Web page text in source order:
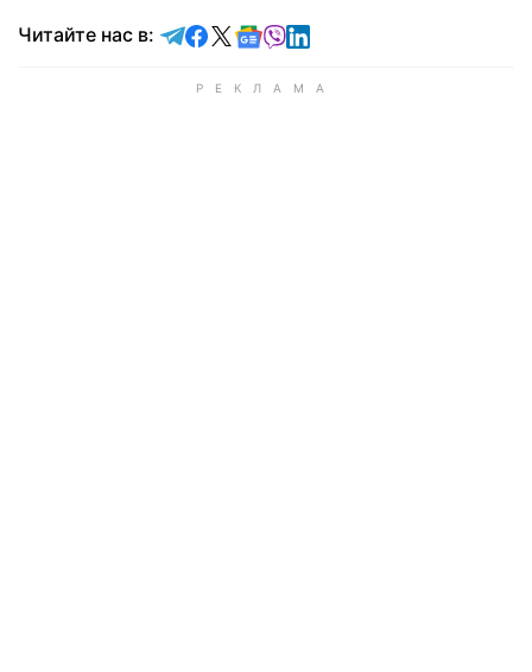
Читайте нас в: Читайте в Telegram
Читайте в Facebook
Читайте в X
Читайте в Google news
Читайте в Viber
Читайте в LinkedIn